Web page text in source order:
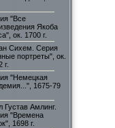
"Все
Якоба
ок. 1700 г.
Сихем. Серия
портреты", ок.
г.
"Немецкая
1675-79
Густав Амлинг.
"Времена
1698 г.